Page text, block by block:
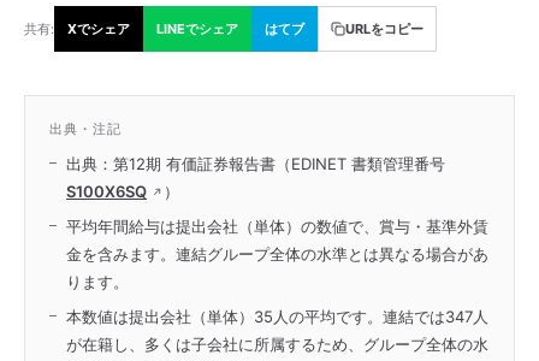
共有: Xでシェア LINEでシェア はてブ URLをコピー
出典・注記
出典：第12期 有価証券報告書（EDINET 書類管理番号
S100X6SQ
）
平均年間給与は提出会社（単体）の数値で、賞与・基準外賃
金を含みます。連結グループ全体の水準とは異なる場合があ
ります。
本数値は提出会社（単体）35人の平均です。連結では347人
が在籍し、多くは子会社に所属するため、グループ全体の水